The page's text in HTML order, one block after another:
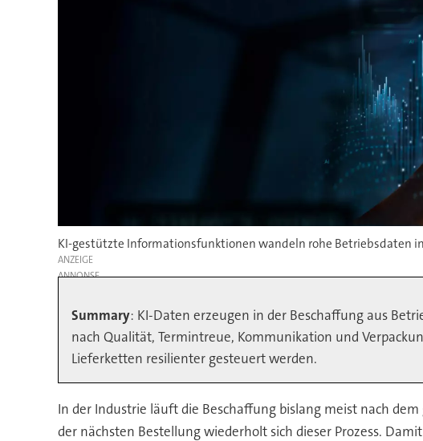
KI-gestützte Informationsfunktionen wandeln rohe Betriebsdaten
ANZEIGE
Summary: KI-Daten erzeugen in der Beschaffung aus
nach Qualität, Termintreue, Kommunikation und
Lieferketten resilienter gesteuert werden.
In der Industrie läuft die Beschaffung bislang meist nach
der nächsten Bestellung wiederholt sich dieser Prozess.